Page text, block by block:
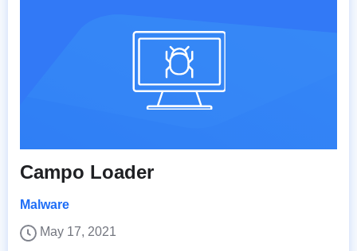
Campo Loader
Malware
May 17, 2021